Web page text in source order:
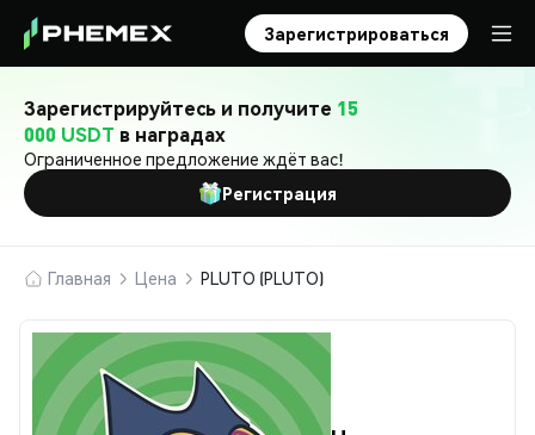
Зарегистрироваться
Зарегистрируйтесь и получите 15
000 USDT в наградах
Ограниченное предложение ждёт вас!
Регистрация
Главная Цена PLUTO (PLUTO)